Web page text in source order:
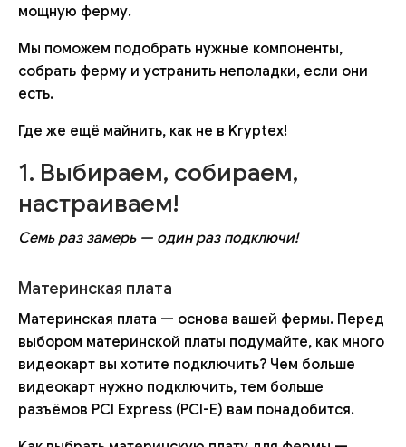
мощную ферму.
Мы поможем подобрать нужные компоненты,
собрать ферму и устранить неполадки, если они
есть.
Где же ещё майнить, как не в Kryptex!
1. Выбираем, собираем,
настраиваем!
Семь раз замерь — один раз подключи!
Материнская плата
Материнская плата — основа вашей фермы. Перед
выбором материнской платы подумайте, как много
видеокарт вы хотите подключить? Чем больше
видеокарт нужно подключить, тем больше
разъёмов PCI Express (PCI-E) вам понадобится.